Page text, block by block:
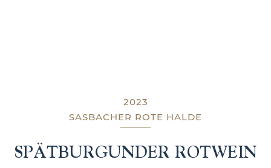
2023
SASBACHER ROTE HALDE
SPÄTBURGUNDER ROTWEIN